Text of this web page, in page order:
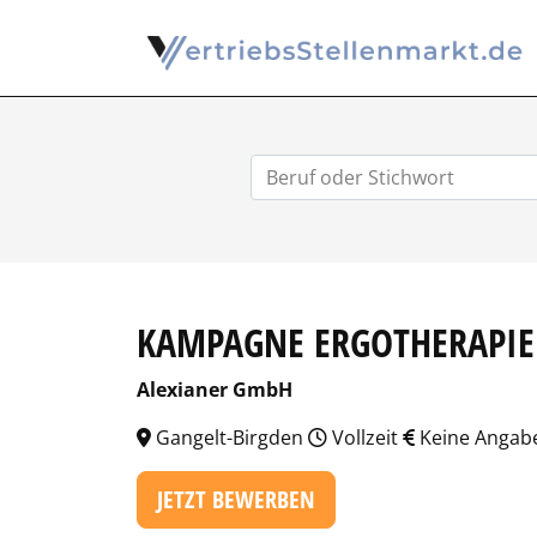
KAMPAGNE ERGOTHERAPIE
Alexianer GmbH
Gangelt-Birgden
Vollzeit Keine
JETZT BEWERBEN